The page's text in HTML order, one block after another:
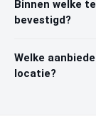
Binnen welke
bevestigd?
Welke
locatie?